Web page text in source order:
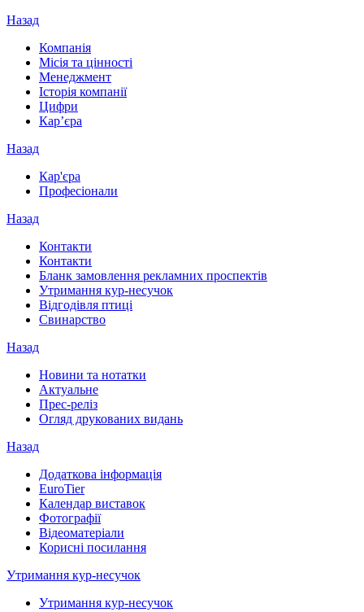
Назад
Компанія
Місія та цінності
Менеджмент
Історія компанії
Цифри
Кар’єра
Назад
Кар'єра
Професіонали
Назад
Контакти
Контакти
Бланк замовлення рекламних проспектів
Утримання кур-несучок
Відгодівля птиці
Свинарство
Назад
Новини та нотатки
Актуальне
Прес-реліз
Огляд друкованих видань
Назад
Додаткова інформація
EuroTier
Календар виставок
Фотографії
Відеоматеріали
Корисні посилання
Утримання кур-несучок
Утримання кур-несучок